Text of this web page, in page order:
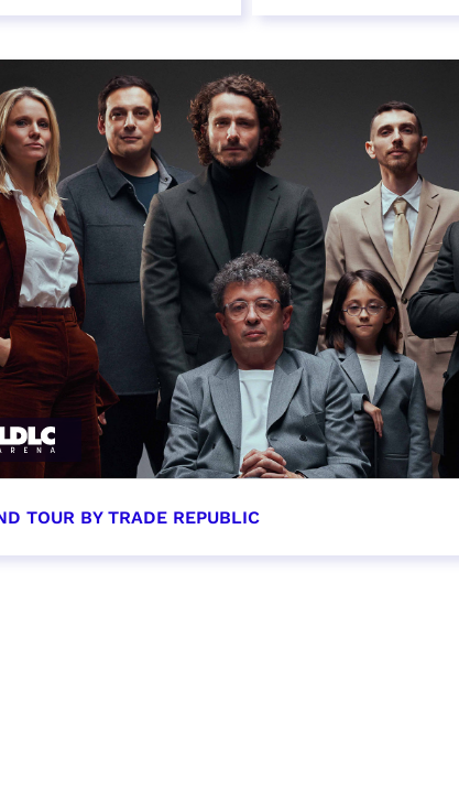
heure à confirmer
TOUR BY TRADE REPUBLIC